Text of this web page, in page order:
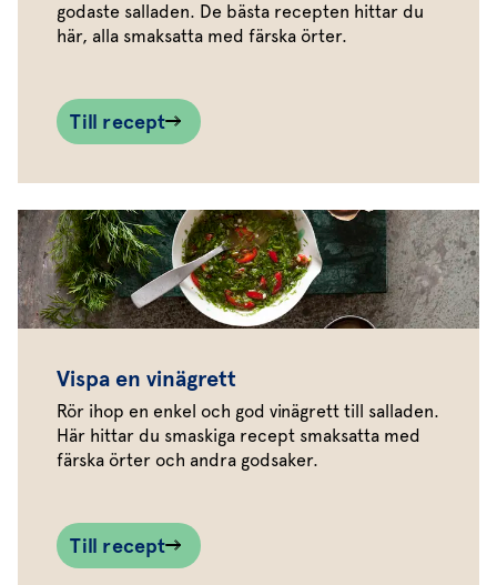
godaste salladen. De bästa recepten hittar du
här, alla smaksatta med färska örter.
Till recept
Vispa en vinägrett
Rör ihop en enkel och god vinägrett till salladen.
Här hittar du smaskiga recept smaksatta med
färska örter och andra godsaker.
Till recept